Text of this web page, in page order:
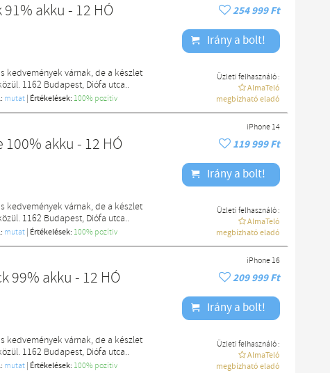
akku - 12 HÓ
kedvemények várnak, de a készlet
1162 Budapest, Diófa utca..
mutat Értékelések: 100% pozítiv
254 999 Ft
Irány a bolt!
Üzleti felhasználó :
AlmaTeló
megbízható eladó
akku - 12 HÓ
kedvemények várnak, de a készlet
1162 Budapest, Diófa utca..
mutat Értékelések: 100% pozítiv
iPhone 14
119 999 Ft
Irány a bolt!
Üzleti felhasználó :
AlmaTeló
megbízható eladó
99% akku - 12 HÓ
kedvemények várnak, de a készlet
1162 Budapest, Diófa utca..
mutat Értékelések: 100% pozítiv
iPhone 16
209 999 Ft
Irány a bolt!
Üzleti felhasználó :
AlmaTeló
megbízható eladó